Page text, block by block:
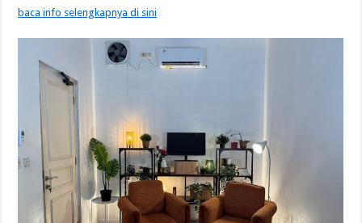
baca info selengkapnya di sini